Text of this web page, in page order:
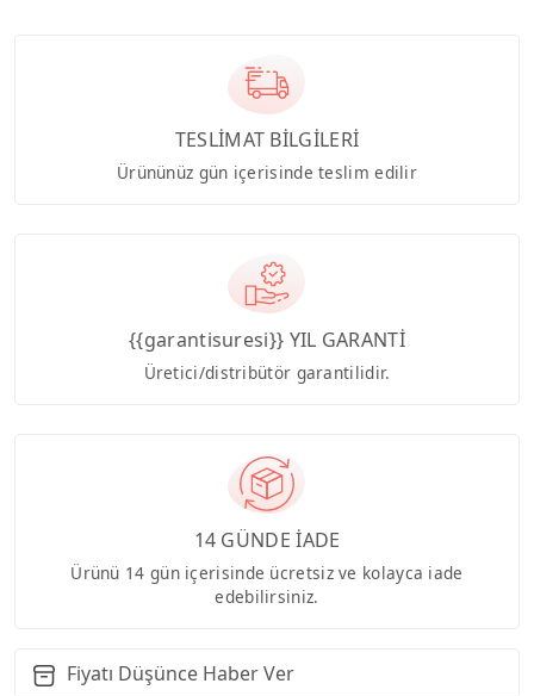
TESLİMAT BİLGİLERİ
Ürününüz gün içerisinde teslim edilir
{{garantisuresi}} YIL GARANTİ
Üretici/distribütör garantilidir.
14 GÜNDE İADE
Ürünü 14 gün içerisinde ücretsiz ve kolayca iade
edebilirsiniz.
Fiyatı Düşünce Haber Ver